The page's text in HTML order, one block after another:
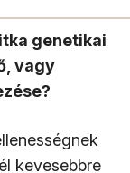
genetikai
vagy
kevesebbre